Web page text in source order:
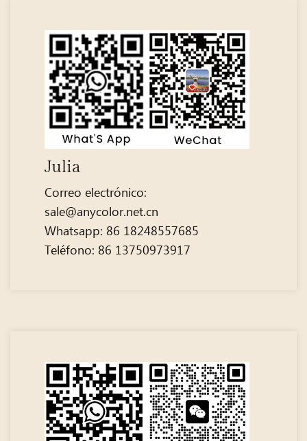
Julia
Correo electrónico:
sale@anycolor.net.cn
Whatsapp: 86 18248557685
Teléfono: 86 13750973917